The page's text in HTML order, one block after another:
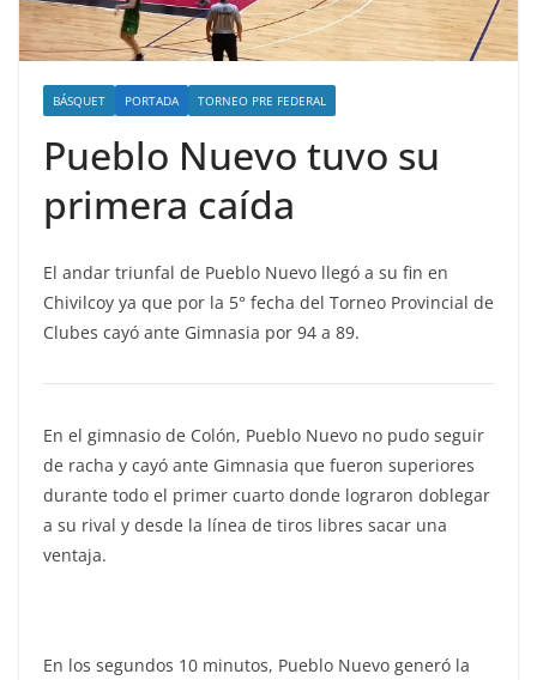
BÁSQUET PORTADA TORNEO PRE FEDERAL
Pueblo Nuevo tuvo su
primera caída
El andar triunfal de Pueblo Nuevo llegó a su fin en
Chivilcoy ya que por la 5° fecha del Torneo Provincial de
Clubes cayó ante Gimnasia por 94 a 89.
En el gimnasio de Colón, Pueblo Nuevo no pudo seguir
de racha y cayó ante Gimnasia que fueron superiores
durante todo el primer cuarto donde lograron doblegar
a su rival y desde la línea de tiros libres sacar una
ventaja.
En los segundos 10 minutos, Pueblo Nuevo generó la